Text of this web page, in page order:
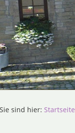
Sie sind hier: Startseite